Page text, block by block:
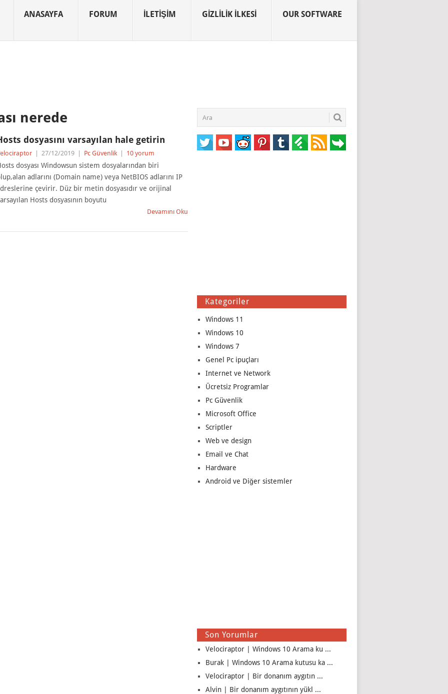
ANASAYFA FORUM İLETIŞIM GIZLILIK İLKESI OUR SOFTWARE
nerede
dosyasını varsayılan hale getirin
27/12/2019 Pc Güvenlik 10 yorum
dosyası Windowsun sistem dosyalarından biri
adlarını (Domain name) veya NetBIOS adlarını IP
çevirir. Düz bir metin dosyasıdır ve orijinal
Hosts dosyasının boyutu
Devamını Oku
Kategoriler
Windows 11
Windows 10
Windows 7
Genel Pc ipuçları
Internet ve Network
Ücretsiz Programlar
Pc Güvenlik
Microsoft Office
Scriptler
Web ve design
Email ve Chat
Hardware
Android ve Diğer sistemler
Son Yorumlar
Velociraptor | Windows 10 Arama ku ...
Burak | Windows 10 Arama kutusu ka ...
Velociraptor | Bir donanım aygıtın ...
Alvin | Bir donanım aygıtının yükl ...